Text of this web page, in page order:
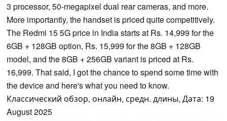
3 processor, 50-megapixel dual rear cameras, and more.
More importantly, the handset is priced quite competitively.
The Redmi 15 5G price in India starts at Rs. 14,999 for the
6GB + 128GB option, Rs. 15,999 for the 8GB + 128GB
model, and the 8GB + 256GB variant is priced at Rs.
16,999. That said, I got the chance to spend some time with
the device and here's what you need to know.
Классический обзор, онлайн, средн. длины, Дата: 19
August 2025